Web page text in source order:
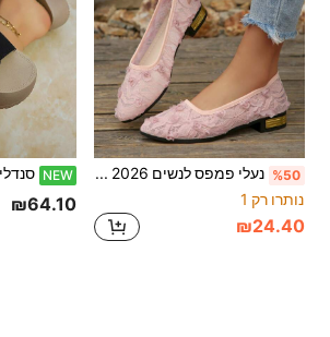
%50
נעלי פמפס לנשים 2026 חדשות בצבע ורוד עם תחרה, גזרה נמוכה, נעלי סליפ-און, רשת נושמת, עיטור ורד תלת-ממדי, סוליה רכה, עקב עבה נמוך
נותרו רק 1
₪24.40
NEW
₪64.10